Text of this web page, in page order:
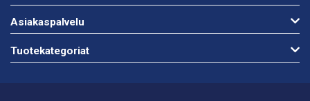
Asiakaspalvelu
Tuotekategoriat